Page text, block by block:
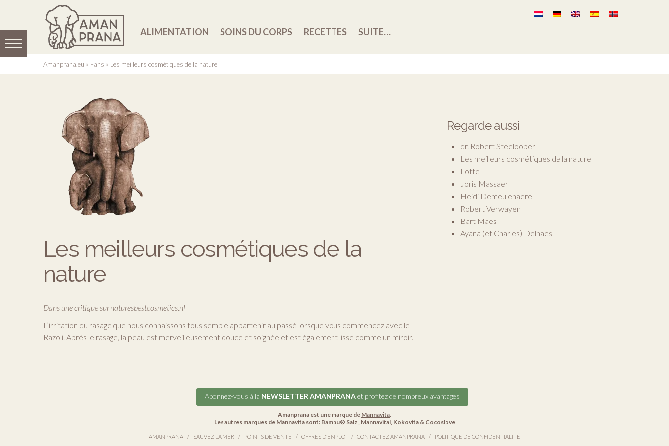
ALIMENTATION SOINS DU CORPS RECETTES SUITE…
Amanprana.eu » Fans » Les meilleurs cosmétiques de la nature
Les meilleurs cosmétiques de la
nature
Dans une critique sur naturesbestcosmetics.nl
L’irritation du rasage que nous connaissons tous semble appartenir au passé lorsque vous commencez avec le
Razoli. Après le rasage, la peau est merveilleusement douce et soignée et est également lisse comme un miroir.
Regarde aussi
dr. Robert Steelooper
Les meilleurs cosmétiques de la nature
Lotte
Joris Massaer
Heidi Demeulenaere
Robert Verwayen
Bart Maes
Ayana (et Charles) Delhaes
Abonnez-vous à la NEWSLETTER AMANPRANAet profitez de nombreux avantages
Amanprana est une marque de Mannavita.
Les autres marques de Mannavita sont: Bambu® Salz, Mannavital, Kokovita& Cocoslove
AMANPRANA SAUVEZ LA MER POINTS DE VENTE OFFRES D’EMPLOI CONTACTEZ AMANPRANA POLITIQUE DE CONFIDENTIALITÉ